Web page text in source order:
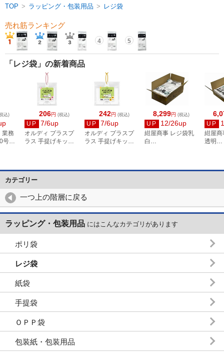
TOP > ラッピング・包装用品 > レジ袋
売れ筋ランキング
4 5
「レジ袋」の新着商品
206円 (税込)
UP 7/6up
オルディ プラスプ
ラス 手提げキッチ
242円 (税込)
UP 7/6up
オルディ プラスプ
ラス 手提げキッチ
8,299円 (税込)
UP 12/26up
紺屋商事 レジ袋乳
白
UP
紺屋商
透明
込)
業務
号・
カテゴリー
一つ上の階層に戻る
ラッピング・包装用品 にはこんなカテゴリがあります
ポリ袋
レジ袋
紙袋
手提袋
ＯＰＰ袋
包装紙・包装用品